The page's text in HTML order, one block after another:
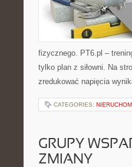
fizycznego. PT6.pl –
tylko plan z siłowni. Na
zredukować napięcia
CATEGORIES:
GRUPY
ZMIANY